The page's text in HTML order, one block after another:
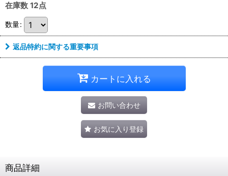
在庫数 12点
数量:
返品特約に関する重要事項
カートに入れる
お問い合わせ
お気に入り登録
商品詳細